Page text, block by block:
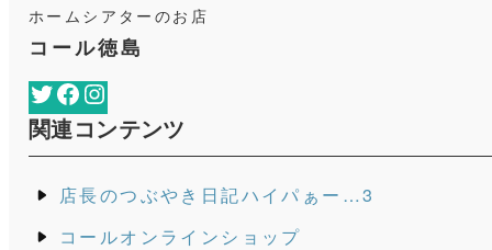
ホームシアターのお店
コール徳島
TwitterFacebook
関連コンテンツ
店長のつぶやき日記ハイパぁー…3
コールオンラインショップ